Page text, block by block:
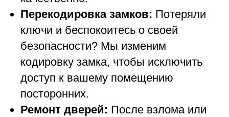
Перекодировка замков: Потеряли
ключи и беспокоитесь о своей
безопасности? Мы изменим
кодировку замка, чтобы исключить
доступ к вашему помещению
посторонних.
Ремонт дверей: После взлома или